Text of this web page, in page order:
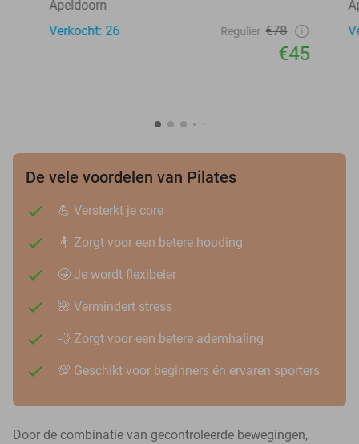
Apeldoorn
Verkocht: 26
Regulier €78
€45
De vele voordelen van Pilates
💪 Versterkt je core
🧍 Zorgt voor een betere houding
🤩 Je wordt flexibeler
🌺 Vermindert stress
💨 Zorgt voor een betere ademhaling
💯 Geschikt voor beginners én ervaren sporters
Door de combinatie van gecontroleerde bewegingen,